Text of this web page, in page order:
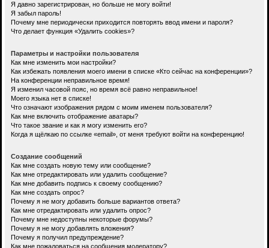
Я давно зарегистрирован, но больше не могу войти!
Я забыл пароль!
Почему мне периодически приходится повторять ввод имени и пароля?
Что делает функция «Удалить cookies»?
Параметры и настройки пользователя
Как мне изменить мои настройки?
Как избежать появления моего имени в списке «Кто сейчас на конференции»?
На конференции неправильное время!
Я изменил часовой пояс, но время всё равно неправильное!
Моего языка нет в списке!
Что означают изображения рядом с моим именем пользователя?
Как мне включить отображение аватары?
Что такое звание и как я могу изменить его?
Когда я щёлкаю по ссылке «email», от меня требуют войти на конференцию!
Создание сообщений
Как мне создать новую тему или сообщение?
Как мне отредактировать или удалить сообщение?
Как мне добавить подпись к своему сообщению?
Как мне создать опрос?
Почему я не могу добавить больше вариантов ответа?
Как мне отредактировать или удалить опрос?
Почему мне недоступны некоторые форумы?
Почему я не могу добавлять вложения?
Почему я получил предупреждение?
Как мне пожаловаться на сообщения модератору?